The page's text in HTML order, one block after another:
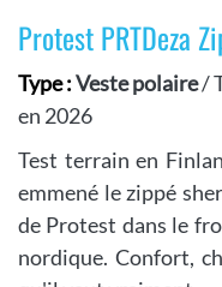
Protest PRTDeza
Type :Veste polaire/
en 2026
Test terrain en
emmené le zippé
de Protest dans le
nordique. Confort,